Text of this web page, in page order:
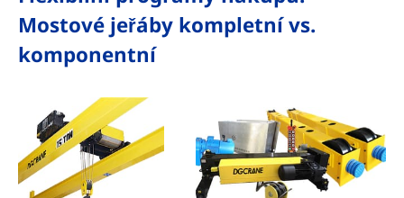
Mostové jeřáby kompletní vs.
komponentní